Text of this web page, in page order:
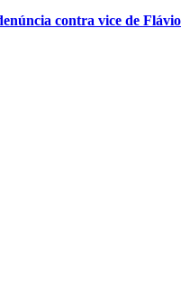
contra vice de Flávio